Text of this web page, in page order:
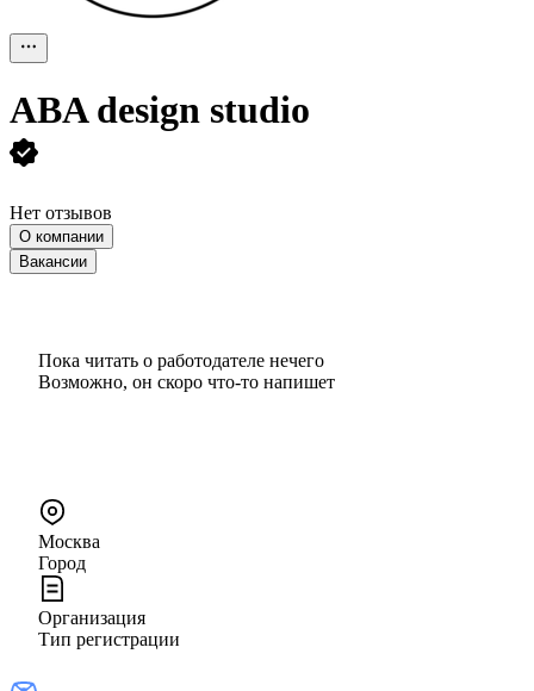
ABA design studio
Нет отзывов
О компании
Вакансии
Пока читать о работодателе нечего
Возможно, он скоро что‑то напишет
Москва
Город
Организация
Тип регистрации